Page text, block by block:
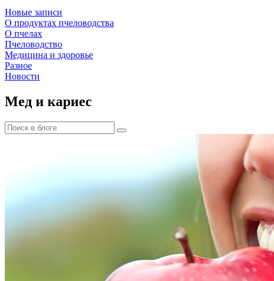
Новые записи
О продуктах пчеловодства
О пчелах
Пчеловодство
Медицина и здоровье
Разное
Новости
Мед и кариес